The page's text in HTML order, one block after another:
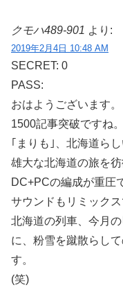
クモハ489-901 より:
2019年2月4日 10:48 AM
SECRET: 0
PASS:
おはようございます。
1500記事突破ですね
｢まりも｣、北海道らし
雄大な北海道の旅を彷
DC+PCの編成が重圧
サウンドもリミック
北海道の列車、今月
に、粉雪を蹴散らし
す。
(笑)